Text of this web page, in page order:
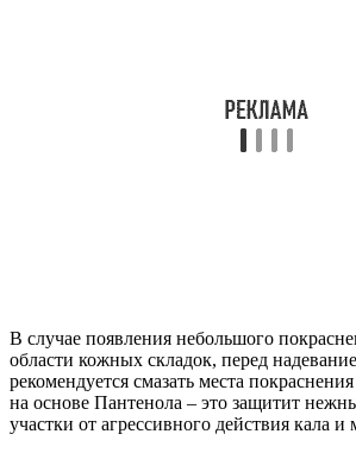
В случае появления небольшого
области кожных складок, перед
рекомендуется смазать места
на основе Пантенола – это защитит
участки от агрессивного действия кала и